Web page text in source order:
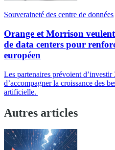
Souveraineté des centre de données
Orange et Morrison
de data centers pour
européen
Les partenaires prévoient
d’accompagner la croissance des
artificielle.
Autres articles